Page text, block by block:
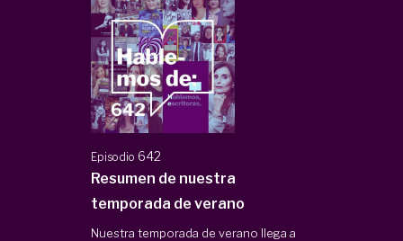
Episodio 642
Resumen de nuestra
temporada de verano
Nuestra temporada de verano llega a